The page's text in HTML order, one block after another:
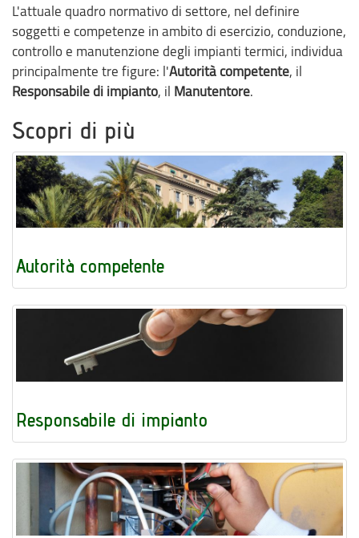
L'attuale quadro normativo di settore, nel definire
soggetti e competenze in ambito di esercizio, conduzione,
controllo e manutenzione degli impianti termici, individua
principalmente tre figure: l'Autorità competente, il
Responsabile di impianto, il Manutentore.
Scopri di più
Autorità competente
Responsabile di impianto